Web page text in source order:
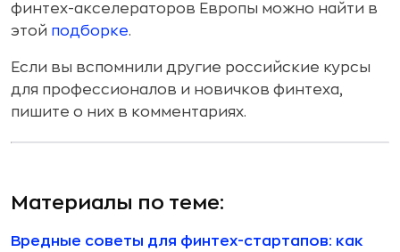
финтех-акселераторов Европы можно найти в
этой подборке.
Если вы вспомнили другие российские курсы
для профессионалов и новичков финтеха,
пишите о них в комментариях.
Материалы по теме:
Вредные советы для финтех-стартапов: как